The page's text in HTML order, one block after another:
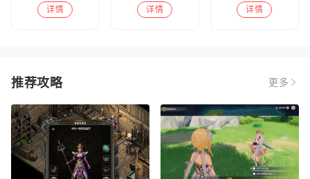
详情 详情 详情
推荐攻略 更多